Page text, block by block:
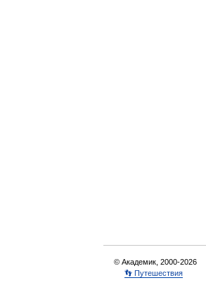
© Академик, 2000-2026
👣 Путешествия